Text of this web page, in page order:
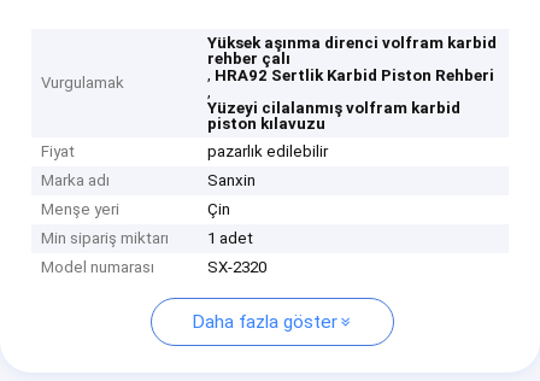
Vurgulamak
Yüksek aşınma direnci volfram karbid
rehber çalı
, HRA92 Sertlik Karbid Piston Rehberi
,
Yüzeyi cilalanmış volfram karbid
piston kılavuzu
Fiyat
pazarlık edilebilir
Marka adı
Sanxin
Menşe yeri
Çin
Min sipariş miktarı
1 adet
Model numarası
SX-2320
Daha fazla göster